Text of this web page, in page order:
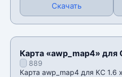
Скачать
Карта «awp_map4» для
889
Карта awp_map4 для КС 1.6